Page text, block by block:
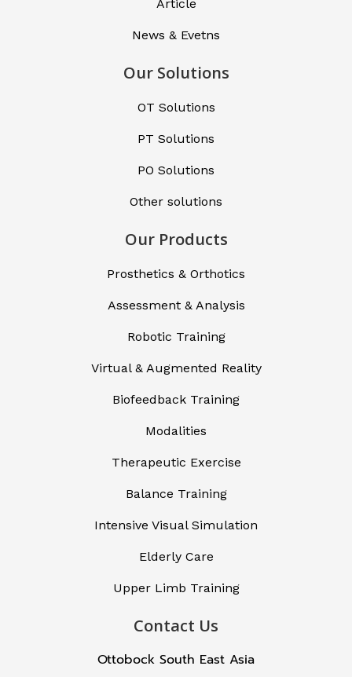
Article
News & Evetns
Our Solutions
OT Solutions
PT Solutions
PO Solutions
Other solutions
Our Products
Prosthetics & Orthotics
Assessment & Analysis
Robotic Training
Virtual & Augmented Reality
Biofeedback Training
Modalities
Therapeutic Exercise
Balance Training
Intensive Visual Simulation
Elderly Care
Upper Limb Training
Contact Us
Ottobock South East Asia